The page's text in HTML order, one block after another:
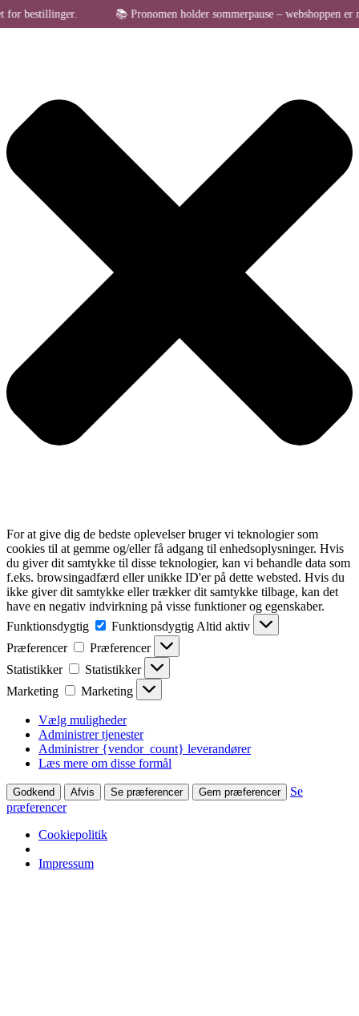
Administrer samtykke til cookies
For at give dig de bedste oplevelser bruger vi teknologier som
cookies til at gemme og/eller få adgang til enhedsoplysninger. Hvis
du giver dit samtykke til disse teknologier, kan vi behandle data som
f.eks. browsingadfærd eller unikke ID'er på dette websted. Hvis du
ikke giver dit samtykke eller trækker dit samtykke tilbage, kan det
have en negativ indvirkning på visse funktioner og egenskaber.
Funktionsdygtig
Funktionsdygtig Altid aktiv
Præferencer
Præferencer
Statistikker
Statistikker
Marketing
Marketing
Vælg muligheder
Administrer tjenester
Administrer {vendor_count} leverandører
Læs mere om disse formål
Godkend Afvis Se præferencer Gem præferencer
Se
præferencer
Cookiepolitik
Impressum
bestillinger. 📚 Pronomen holder sommerpause – webshoppen er